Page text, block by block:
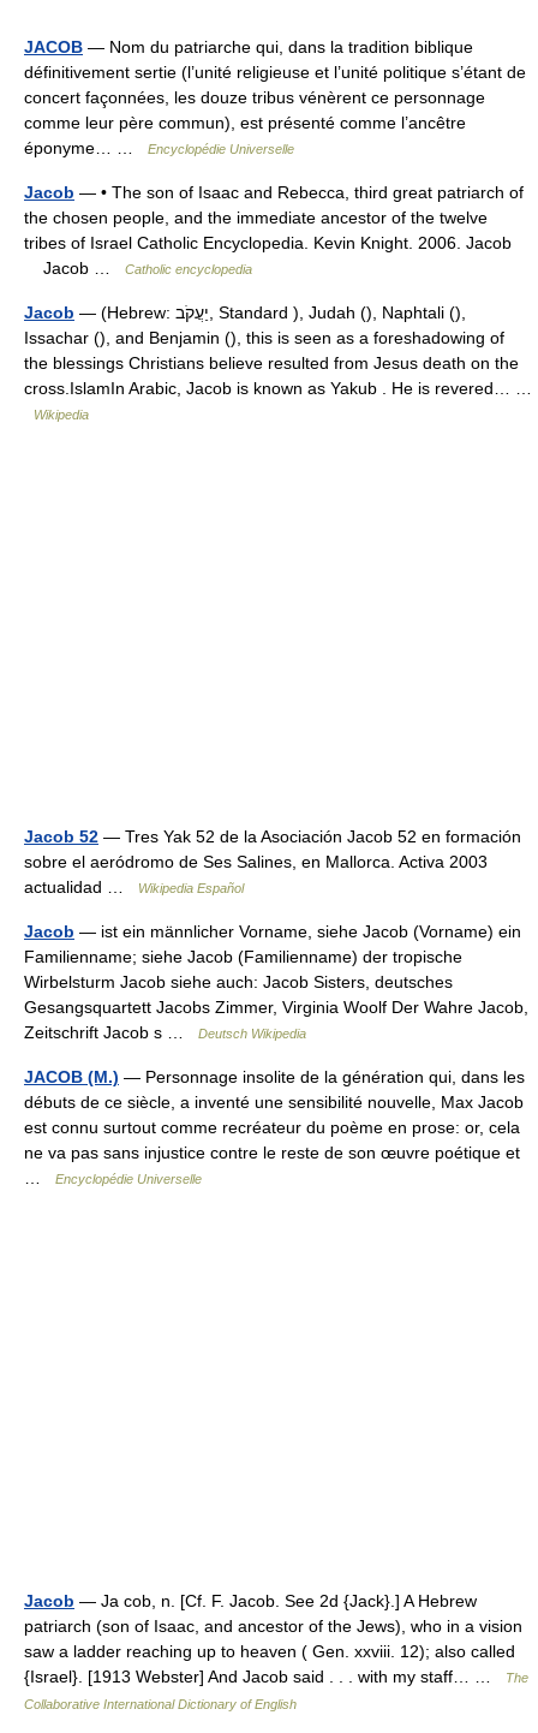
JACOB — Nom du patriarche qui, dans la tradition biblique
définitivement sertie (l’unité religieuse et l’unité politique s’étant de
concert façonnées, les douze tribus vénèrent ce personnage
comme leur père commun), est présenté comme l’ancêtre
éponyme… …
Encyclopédie Universelle
Jacob — • The son of Isaac and Rebecca, third great patriarch of
the chosen people, and the immediate ancestor of the twelve
tribes of Israel Catholic Encyclopedia. Kevin Knight. 2006. Jacob
Jacob …
Catholic encyclopedia
Jacob — (Hebrew: יַעֲקֹב, Standard ), Judah (), Naphtali (),
Issachar (), and Benjamin (), this is seen as a foreshadowing of
the blessings Christians believe resulted from Jesus death on the
cross.IslamIn Arabic, Jacob is known as Yakub . He is revered… …
Wikipedia
Jacob 52 — Tres Yak 52 de la Asociación Jacob 52 en formación
sobre el aeródromo de Ses Salines, en Mallorca. Activa 2003
actualidad …
Wikipedia Español
Jacob — ist ein männlicher Vorname, siehe Jacob (Vorname) ein
Familienname; siehe Jacob (Familienname) der tropische
Wirbelsturm Jacob siehe auch: Jacob Sisters, deutsches
Gesangsquartett Jacobs Zimmer, Virginia Woolf Der Wahre Jacob,
Zeitschrift Jacob s …
Deutsch Wikipedia
JACOB (M.) — Personnage insolite de la génération qui, dans les
débuts de ce siècle, a inventé une sensibilité nouvelle, Max Jacob
est connu surtout comme recréateur du poème en prose: or, cela
ne va pas sans injustice contre le reste de son œuvre poétique et
Encyclopédie Universelle
Jacob — Ja cob, n. [Cf. F. Jacob. See 2d {Jack}.] A Hebrew
patriarch (son of Isaac, and ancestor of the Jews), who in a vision
saw a ladder reaching up to heaven ( Gen. xxviii. 12); also called
{Israel}. [1913 Webster] And Jacob said . . . with my staff… …
The
Collaborative International Dictionary of English